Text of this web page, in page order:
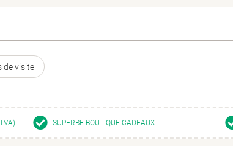
de visite
SUPERBE BOUTIQUE CADEAUX